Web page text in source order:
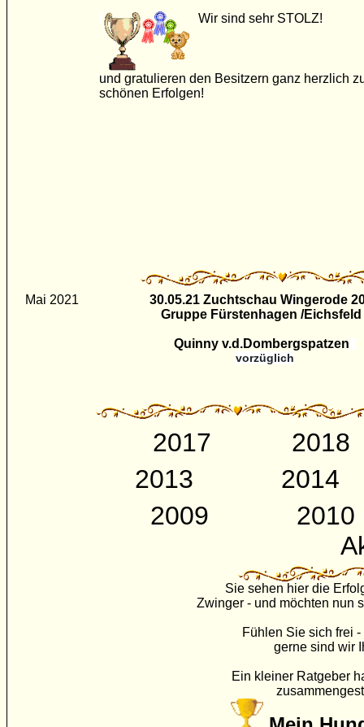
Wir sind sehr STOLZ!
und gratulieren den Besitzern ganz herzlich
schönen Erfolgen!
Mai 2021 30.05.21 Zuchtschau Wingerode
Gruppe Fürstenhagen /
Quinny v.d.Dombergspatzen
vorzüglich
2017
2018
2013
2014
2009
2010
Sie sehen hier die
Zwinger - und möchten nun
Fühlen Sie sich frei
gerne sind wir
Ein kleiner Ratgeber